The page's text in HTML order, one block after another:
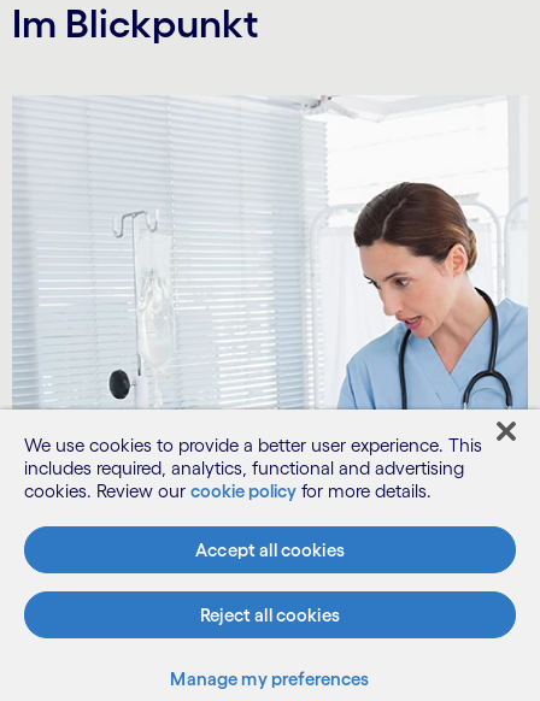
Im Blickpunkt
We use cookies to provide a better user experience. This
includes required, analytics, functional and advertising
cookies. Review our cookie policy for more details.
Accept all cookies
Reject all cookies
Manage my preferences